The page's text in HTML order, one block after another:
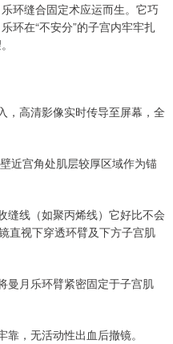
环缝合固定术应运而生。它巧
环在“不安分”的子宫内牢牢扎
，高清影像实时传导至屏幕，全
近宫角处肌层较厚区域作为锚
缝线（如聚丙烯线）它好比不会
直视下穿透环臂及下方子宫肌
曼月乐环臂紧密固定于子宫肌
，无活动性出血后撤镜。